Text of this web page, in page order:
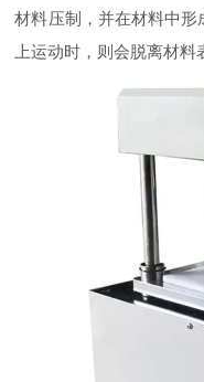
材料压制，并在材料中形
上运动时，则会脱离材料